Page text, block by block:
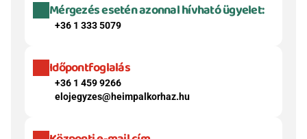
Mérgezés esetén azonnal hívható ügyelet:
+36 1 333 5079
Időpontfoglalás
+36 1 459 9266
elojegyzes@heimpalkorhaz.hu